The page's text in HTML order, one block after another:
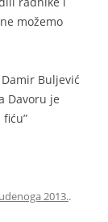
možemo
Buljević
Davoru je
2013..